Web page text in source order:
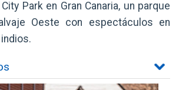
Park en Gran Canaria, un parque
Oeste con espectáculos en